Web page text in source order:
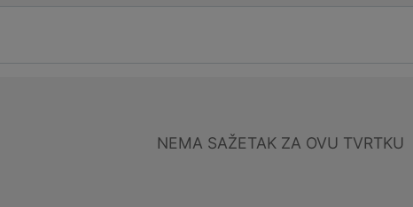
NEMA SAŽETAK ZA OVU TVRTKU